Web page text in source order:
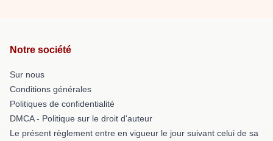
Notre société
Sur nous
Conditions générales
Politiques de confidentialité
DMCA - Politique sur le droit d'auteur
Le présent règlement entre en vigueur le jour suivant celui de sa